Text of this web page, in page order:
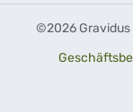
©2026 Gravidus